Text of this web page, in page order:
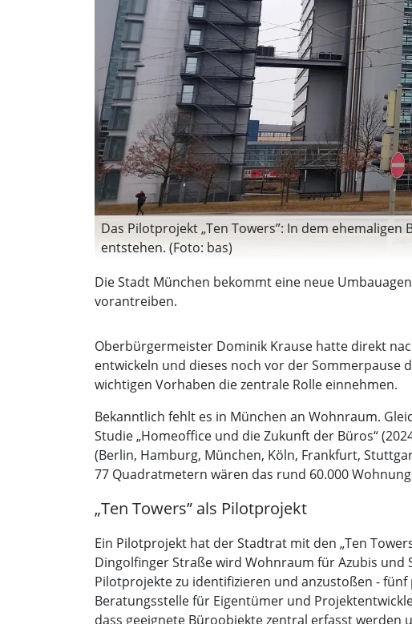
Das Pilotprojekt „Ten Towers”: In dem
entstehen. (Foto: bas)
Die Stadt München bekommt eine neue
vorantreiben.
Oberbürgermeister Dominik Krause hatte direkt
entwickeln und dieses noch vor der Sommerpause
wichtigen Vorhaben die zentrale Rolle einnehmen.
Bekanntlich fehlt es in München an Wohnraum.
Studie „Homeoffice und die Zukunft der Büros“
(Berlin, Hamburg, München, Köln, Frankfurt,
77 Quadratmetern wären das rund 60.000
„Ten Towers” als Pilotprojekt
Ein Pilotprojekt hat der Stadtrat mit den „Ten
Dingolfinger Straße wird Wohnraum für Azubis
Pilotprojekte zu identifizieren und anzustoßen -
Beratungsstelle für Eigentümer und
dass geeignete Büroobjekte zentral erfasst